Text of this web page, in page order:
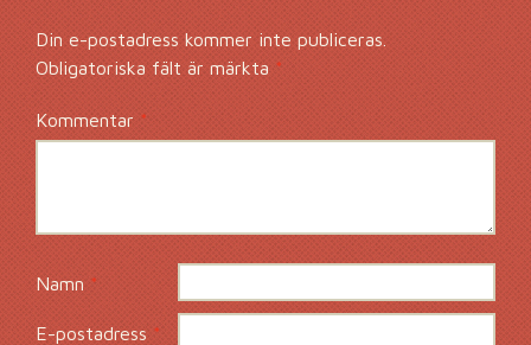
Din e-postadress kommer inte publiceras.
Obligatoriska fält är märkta*
Kommentar*
Namn*
E-postadress*